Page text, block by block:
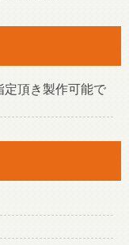
定頂き製作可能で